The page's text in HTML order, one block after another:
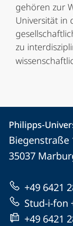
gehören zur
Universität in
zu
Kontakt
und
zur
Website
Philipps-
Universität
Marburg
Philipps-
Biegenstraße
35037
+49 6421
Stud-i-fon
+49 6421